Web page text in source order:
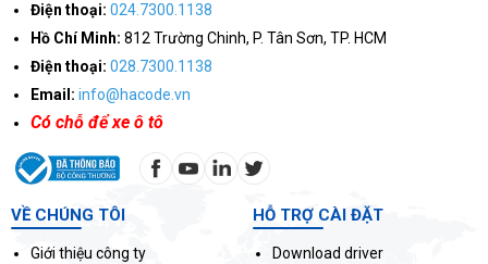
Điện thoại: 024.7300.1138
Hồ Chí Minh: 812 Trường Chinh, P. Tân Sơn, TP. HCM
Điện thoại: 028.7300.1138
Email: info@hacode.vn
Có chỗ để xe ô tô
VỀ CHÚNG TÔI
Giới thiệu công ty
HỖ TRỢ CÀI ĐẶT
Download driver